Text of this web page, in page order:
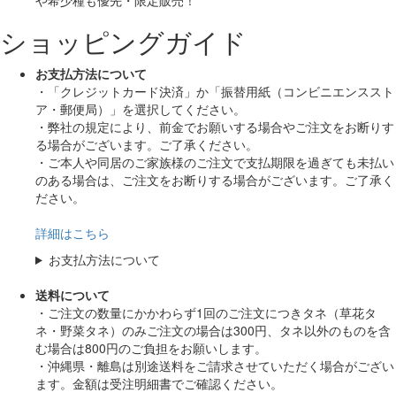
ショッピングガイド
お支払方法について
・「クレジットカード決済」か「振替用紙（コンビニエンススト
ア・郵便局）」を選択してください。
・弊社の規定により、前金でお願いする場合やご注文をお断りす
る場合がございます。ご了承ください。
・ご本人や同居のご家族様のご注文で支払期限を過ぎても未払い
のある場合は、ご注文をお断りする場合がございます。ご了承く
ださい。
詳細はこちら
お支払方法について
送料について
・ご注文の数量にかかわらず1回のご注文につきタネ（草花タ
ネ・野菜タネ）のみご注文の場合は300円、タネ以外のものを含
む場合は800円のご負担をお願いします。
・沖縄県・離島は別途送料をご請求させていただく場合がござい
ます。金額は受注明細書でご確認ください。